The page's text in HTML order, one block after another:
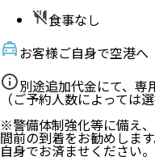
食事なし
お客様ご自身で空港へ
別途追加代金にて、専
（ご予約人数によっては
※警備体制強化等に備え
間前の到着をお勧めしま
自身でお済ませください。